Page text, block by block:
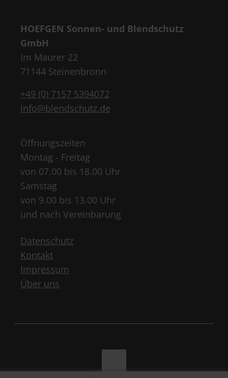
HOEFGEN Sonnen- und Blendschutz
GmbH
Im Maurer 22
71144 Steinenbronn
+49 (0) 7157 5394072
info@blendschutz.de
Öffnungszeiten
Montag - Freitag
von 07.00 bis 18.00 Uhr
Samstag
von 9.00 bis 13.00 Uhr
und nach Vereinbarung
Datenschutz
Kontakt
Impressum
Über uns